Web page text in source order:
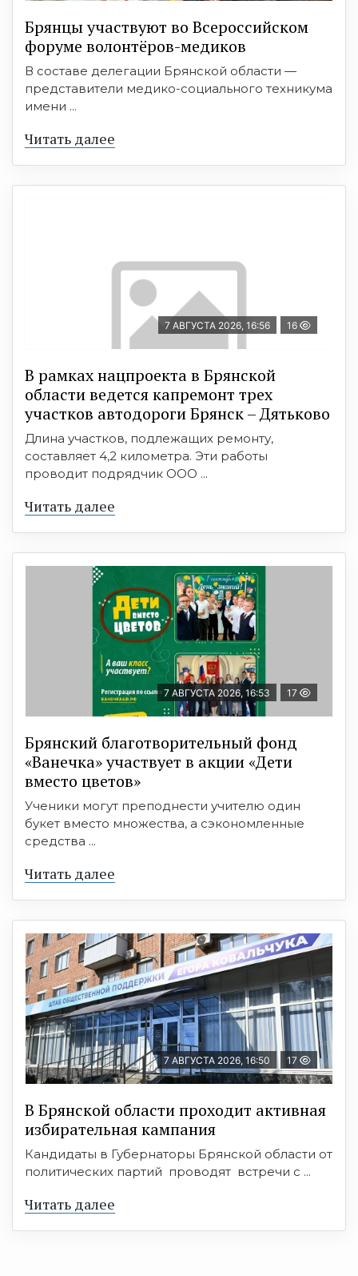
Брянцы участвуют во Всероссийском
форуме волонтёров-медиков
В составе делегации Брянской области —
представители медико-социального техникума
имени ...
Читать далее
7 АВГУСТА 2026, 16:56 16
В рамках нацпроекта в Брянской
области ведется капремонт трех
участков автодороги Брянск – Дятьково
Длина участков, подлежащих ремонту,
составляет 4,2 километра. Эти работы
проводит подрядчик ООО ...
Читать далее
7 АВГУСТА 2026, 16:53 17
Брянский благотворительный фонд
«Ванечка» участвует в акции «Дети
вместо цветов»
Ученики могут преподнести учителю один
букет вместо множества, а сэкономленные
средства ...
Читать далее
7 АВГУСТА 2026, 16:50 17
В Брянской области проходит активная
избирательная кампания
Кандидаты в Губернаторы Брянской области от
политических партий проводят встречи с ...
Читать далее